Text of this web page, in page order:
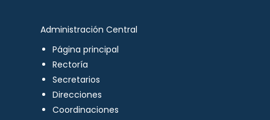
Administración Central
Página principal
Rectoría
Secretarios
Direcciones
Coordinaciones